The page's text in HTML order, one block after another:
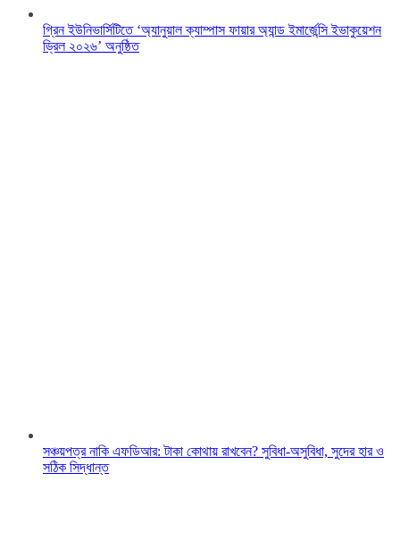
গ্রিন ইউনিভার্সিটিতে ‘অ্যানুয়াল ক্যাম্পাস ফায়ার অ্যান্ড ইমার্জেন্সি ইভাকুয়েশন
ড্রিল ২০২৬’ অনুষ্ঠিত
সঞ্চয়পত্র নাকি এফডিআর: টাকা কোথায় রাখবেন? সুবিধা-অসুবিধা, সুদের হার ও
সঠিক সিদ্ধান্ত